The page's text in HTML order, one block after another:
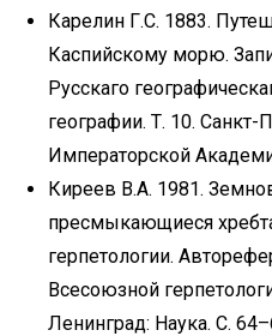
Карелин Г.С. 1883.
Каспийскому морю.
Русскаго
географии. Т. 10. Санкт-
Императорской
Киреев В.А. 1981.
пресмыкающиеся
герпетологии.
Всесоюзной
Ленинград: Наука. С.